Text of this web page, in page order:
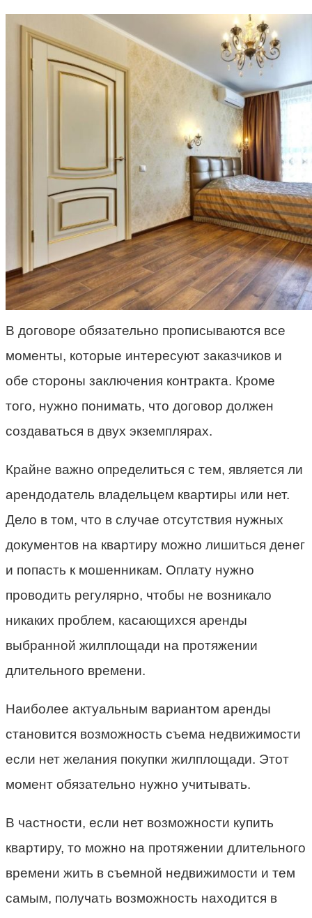
В договоре обязательно прописываются все
моменты, которые интересуют заказчиков и
обе стороны заключения контракта. Кроме
того, нужно понимать, что договор должен
создаваться в двух экземплярах.
Крайне важно определиться с тем, является ли
арендодатель владельцем квартиры или нет.
Дело в том, что в случае отсутствия нужных
документов на квартиру можно лишиться денег
и попасть к мошенникам. Оплату нужно
проводить регулярно, чтобы не возникало
никаких проблем, касающихся аренды
выбранной жилплощади на протяжении
длительного времени.
Наиболее актуальным вариантом аренды
становится возможность съема недвижимости
если нет желания покупки жилплощади. Этот
момент обязательно нужно учитывать.
В частности, если нет возможности купить
квартиру, то можно на протяжении длительного
времени жить в съемной недвижимости и тем
самым, получать возможность находится в